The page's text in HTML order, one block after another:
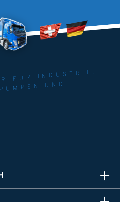
FÜR INDUSTRIE.
UND